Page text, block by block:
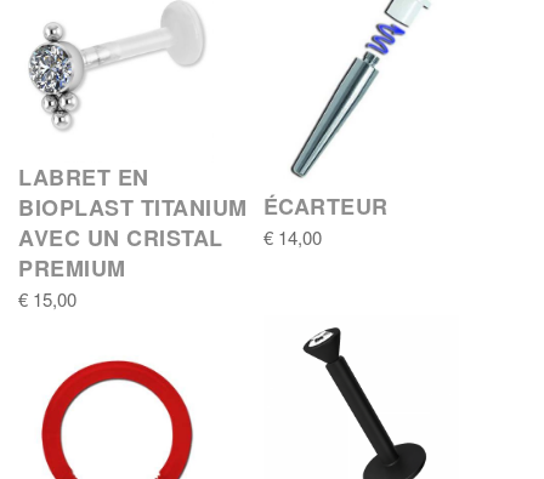
LABRET EN
BIOPLAST TITANIUM
AVEC UN CRISTAL
PREMIUM
€ 15,00
ÉCARTEUR
€ 14,00